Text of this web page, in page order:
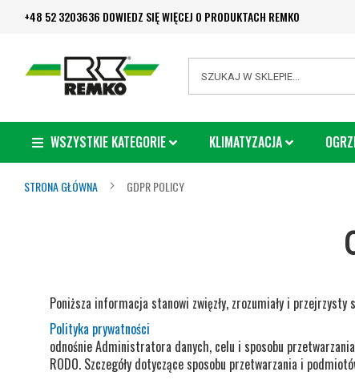
Przejdź
treści
+48 52 3203636 DOWIEDZ SIĘ WIĘCEJ O PRODUKTACH REMKO
WSZYSTKIE KATEGORIE KLIMATYZACJA
STRONA GŁÓWNA GDPR POLICY
Poniższa informacja stanowi zwięzły, zrozumiały i
Polityka prywatności
odnośnie Administratora danych, celu i sposobu
RODO. Szczegóły dotyczące sposobu przetwarzania i